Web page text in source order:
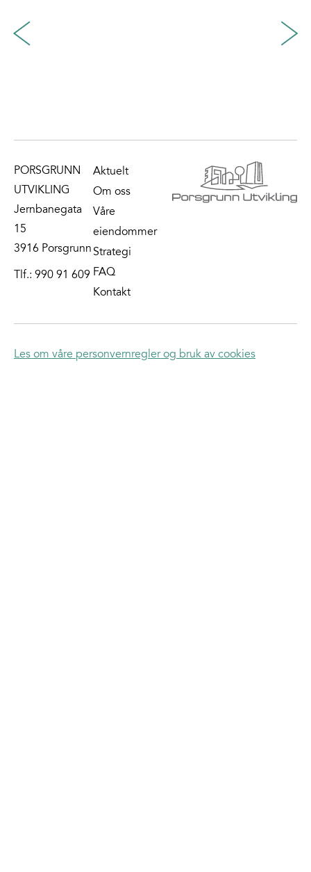
PORSGRUNN
UTVIKLING
Jernbanegata
15
3916 Porsgrunn
Tlf.: 990 91 609
Aktuelt
Om oss
Våre
eiendommer
Strategi
FAQ
Kontakt
Les om våre personvernregler og bruk av cookies